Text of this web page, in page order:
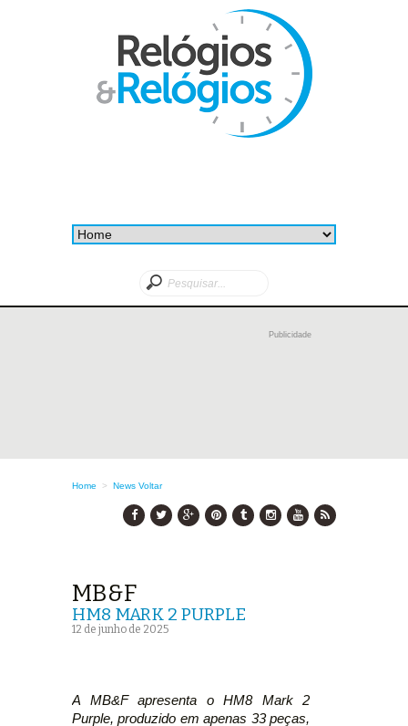
Publicidade
Home > News Voltar
MB&F
HM8 MARK 2 PURPLE
12 de junho de 2025
A MB&F apresenta o HM8 Mark 2
Purple, produzido em apenas 33 peças,